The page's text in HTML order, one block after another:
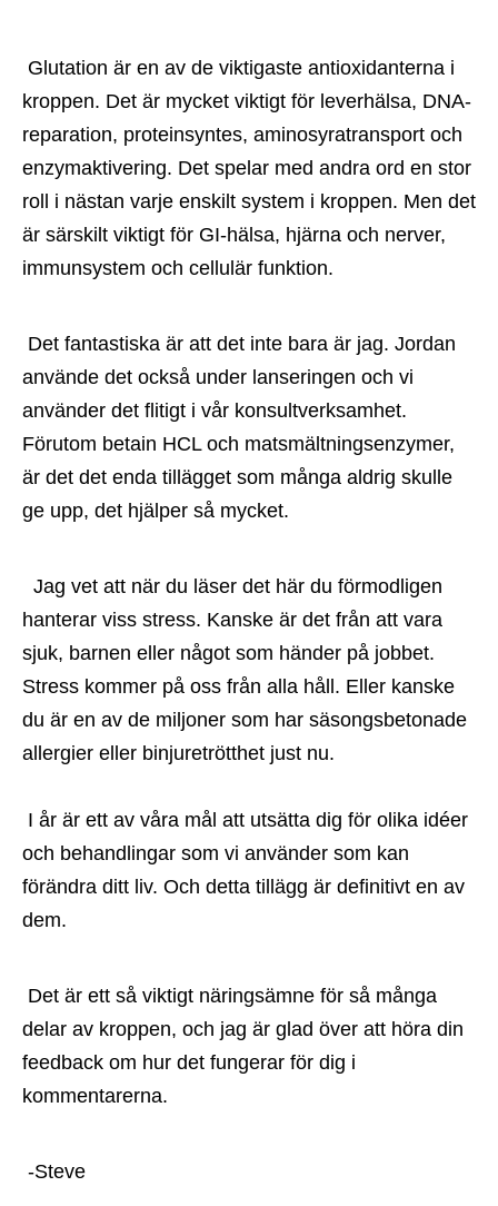
kroppen. Det är mycket viktigt för leverhälsa, DNA-
reparation, proteinsyntes, aminosyratransport och
enzymaktivering. Det spelar med andra ord en stor
roll i nästan varje enskilt system i kroppen. Men det
är särskilt viktigt för GI-hälsa, hjärna och nerver,
immunsystem och cellulär funktion.
använde det också under lanseringen och vi
använder det flitigt i vår konsultverksamhet.
Förutom betain HCL och matsmältningsenzymer,
är det det enda tillägget som många aldrig skulle
ge upp, det hjälper så mycket.
Jag vet att när du läser det här du förmodligen
hanterar viss stress. Kanske är det från att vara
sjuk, barnen eller något som händer på jobbet.
Stress kommer på oss från alla håll. Eller kanske
du är en av de miljoner som har säsongsbetonade
allergier eller binjuretrötthet just nu.
och behandlingar som vi använder som kan
förändra ditt liv. Och detta tillägg är definitivt en av
dem.
delar av kroppen, och jag är glad över att höra din
feedback om hur det fungerar för dig i
kommentarerna.
-Steve